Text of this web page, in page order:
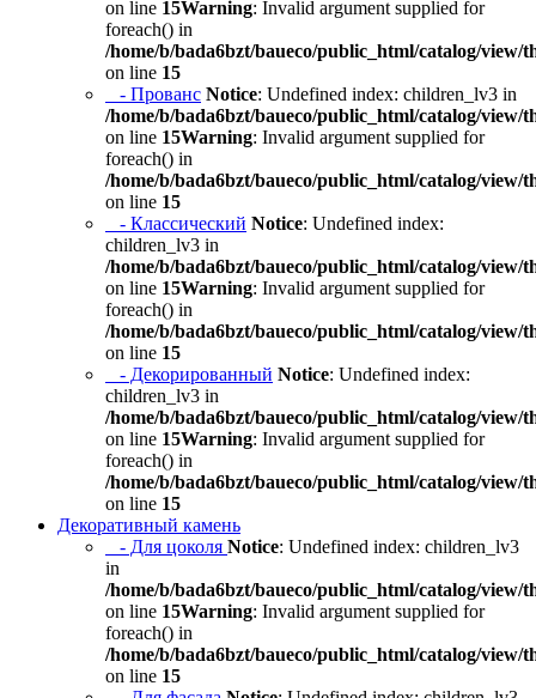
on line 15Warning: Invalid argument supplied for
foreach() in
/home/b/bada6bzt/baueco/public_html/catalog/view/
on line 15
- Прованс Notice: Undefined index: children_lv3 in
/home/b/bada6bzt/baueco/public_html/catalog/view/
on line 15Warning: Invalid argument supplied for
foreach() in
/home/b/bada6bzt/baueco/public_html/catalog/view/
on line 15
- Классический Notice: Undefined index:
children_lv3 in
/home/b/bada6bzt/baueco/public_html/catalog/view/
on line 15Warning: Invalid argument supplied for
foreach() in
/home/b/bada6bzt/baueco/public_html/catalog/view/
on line 15
- Декорированный Notice: Undefined index:
children_lv3 in
/home/b/bada6bzt/baueco/public_html/catalog/view/
on line 15Warning: Invalid argument supplied for
foreach() in
/home/b/bada6bzt/baueco/public_html/catalog/view/
on line 15
Декоративный камень
- Для цоколя Notice: Undefined index: children_lv3
in
/home/b/bada6bzt/baueco/public_html/catalog/view/
on line 15Warning: Invalid argument supplied for
foreach() in
/home/b/bada6bzt/baueco/public_html/catalog/view/
on line 15